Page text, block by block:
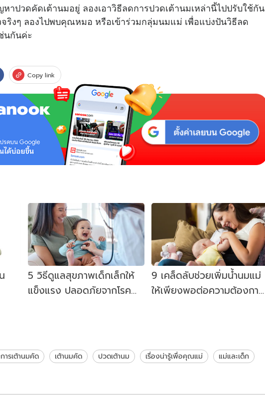
ปวดคัดเต้านมอยู่ ลองเอาวิธีลดการปวดเต้านมเหล่านี้ไปปรับใช้กัน
ริงๆ ลองไปพบคุณหมอ หรือเข้าร่วมกลุ่มนมแม่ เพื่อแบ่งปันวิธีลด
นกันค่ะ
Copy link
5 วิธีดูแลสุขภาพเด็กเล็กให้
แข็งแรง ปลอดภัยจากโรค
9 เคล็ดลับช่วยเพิ่มน้ำนมแม่
ให้เพียงพอต่อความต้องการ
ารเต้านมคัด เต้านมคัด ปวดเต้านม เรื่องน่ารู้เพื่อคุณแม่
แม่และเด็ก